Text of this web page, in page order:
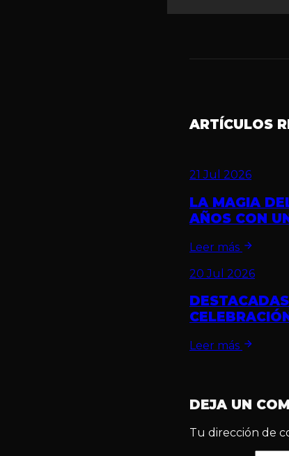
ARTÍCULOS
21 Jul 2026
LA MAGIA
AÑOS CON
Leer más
20 Jul 2026
Leer más
DEJA UN
Tu dirección de